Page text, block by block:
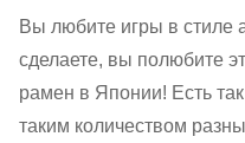
Вы любите игры в стиле
сделаете, вы полюбите
рамен в Японии! Есть
таким количеством